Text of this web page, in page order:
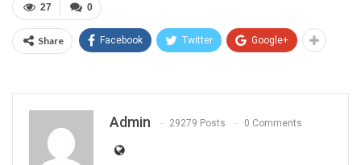
0
27
Share Facebook Twitter Google+
Admin 29279 Posts 0 Comments